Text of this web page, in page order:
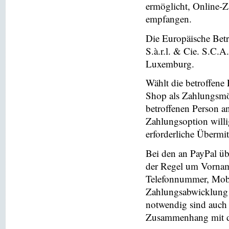
ermöglicht, Online-
empfangen.
Die Europäische
S.à.r.l. & Cie.
Luxemburg.
Wählt die betroffene
Shop als
betroffenen Person
Zahlungsoption
erforderliche
Bei den an PayPal
der Regel um
Telefonnummer,
notwendig sind
Zusammenhang mit